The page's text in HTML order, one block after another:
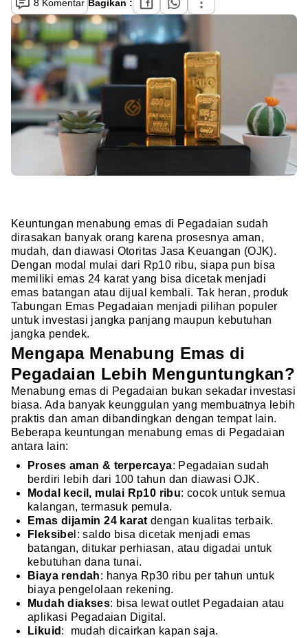
8 Komentar Bagikan :
Keuntungan menabung emas di Pegadaian sudah
dirasakan banyak orang karena prosesnya aman,
mudah, dan diawasi Otoritas Jasa Keuangan (OJK).
Dengan modal mulai dari Rp10 ribu, siapa pun bisa
memiliki emas 24 karat yang bisa dicetak menjadi
emas batangan atau dijual kembali. Tak heran, produk
Tabungan Emas Pegadaian menjadi pilihan populer
untuk investasi jangka panjang maupun kebutuhan
jangka pendek.
Mengapa Menabung Emas di
Pegadaian Lebih Menguntungkan?
Menabung emas di Pegadaian bukan sekadar investasi
biasa. Ada banyak keunggulan yang membuatnya lebih
praktis dan aman dibandingkan dengan tempat lain.
Beberapa keuntungan menabung emas di Pegadaian
antara lain:
Proses aman & terpercaya: Pegadaian sudah
berdiri lebih dari 100 tahun dan diawasi OJK.
Modal kecil, mulai Rp10 ribu: cocok untuk semua
kalangan, termasuk pemula.
Emas dijamin 24 karat dengan kualitas terbaik.
Fleksibe l: saldo bisa dicetak menjadi emas
batangan, ditukar perhiasan, atau digadai untuk
kebutuhan dana tunai.
Biaya rendah: hanya Rp30 ribu per tahun untuk
biaya pengelolaan rekening.
Mudah diakses: bisa lewat outlet Pegadaian atau
aplikasi Pegadaian Digital.
Likuid : mudah dicairkan kapan saja.